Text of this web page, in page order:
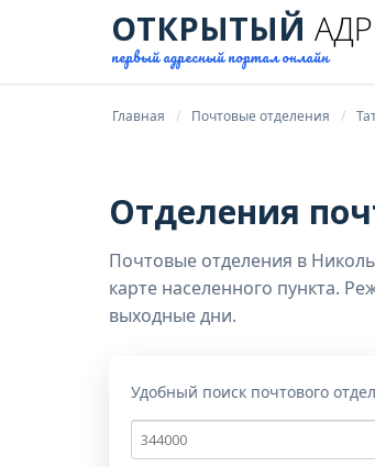
ОТКРЫТЫЙ
первый адресный портал онлайн
Главная Почтовые отделения
Отделения
Почтовые отделения в
карте населенного пункта.
выходные дни.
Удобный поиск почтового
Почтовый
индекс